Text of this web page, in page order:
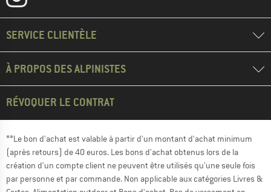
SERVICE CLIENTÈLE
À PROPOS DES ALPINISTES
RÉVOQUER LE CONTRAT
**Le bon d'achat est valable à partir d'un montant d'achat minimum
(après retours) de 40 euros. Les bons d'achat obtenus lors de la
création d'un compte client ne peuvent être utilisés qu'une seule fois
par personne et par commande. Non applicable aux catégories Livres &